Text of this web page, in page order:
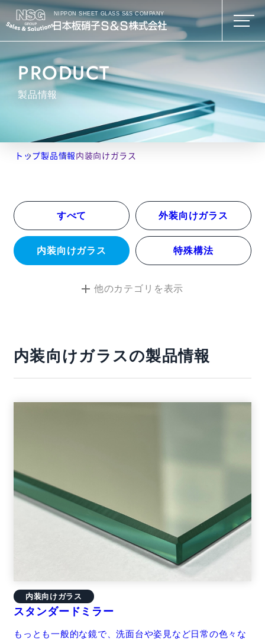
NIPPON SHEET GLASS S&S COMPANY
PRODUCT
製品情報
トップ製品情報内装向けガラス
すべて 外装向けガラス
内装向けガラス 特殊構法
他のカテゴリ を表示
内装向けガラスの製品情報
スタンダードミラー
内装向けガラス
もっとも一般的な鏡で、洗面台や姿見など日常の色々な